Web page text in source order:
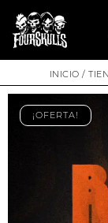
INICIO /
¡OFERTA!